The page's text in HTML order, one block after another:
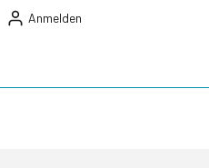
Anmelden